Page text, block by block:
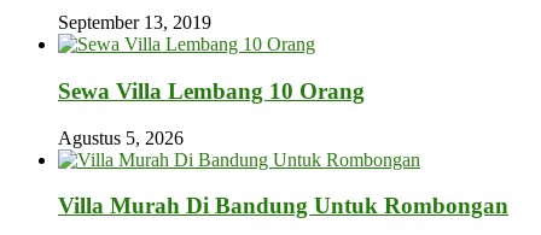
September 13, 2019
Sewa Villa Lembang 10 Orang
Agustus 5, 2026
Villa Murah Di Bandung Untuk Rombongan